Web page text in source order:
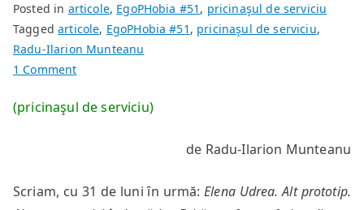
Posted in articole, EgoPHobia #51 , pricinaşul de serviciu
Taggedarticole, EgoPHobia #51 , pricinaşul de serviciu,
Radu-Ilarion Munteanu
1 Commenton
reconsiderări
(pricinaşul de serviciu)
de Radu-Ilarion Munteanu
Scriam, cu 31 de luni în urmă:Elena Udrea. Alt prototip.